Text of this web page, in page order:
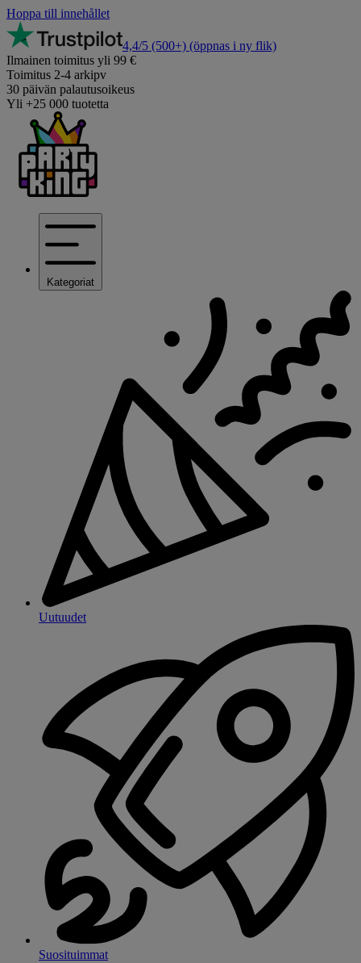
Hoppa till innehållet
4,4/5 (500+) (öppnas i ny flik)
Ilmainen toimitus yli 99 €
Toimitus 2-4 arkipv
30 päivän palautusoikeus
Yli +25 000 tuotetta
Kategoriat
Uutuudet
Suosituimmat